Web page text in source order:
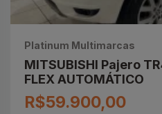
Platinum Multimarcas
MITSUBISHI Pajero
FLEX AUTOMÁTICO
R$59.900,00